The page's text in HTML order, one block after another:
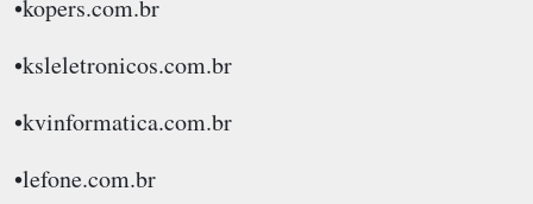
•kopers.com.br
•ksleletronicos.com.br
•kvinformatica.com.br
•lefone.com.br